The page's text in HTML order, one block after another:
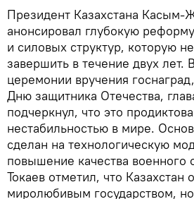
Президент Казахстана Касым-
анонсировал глубокую
и силовых структур, которую
завершить в течение двух лет.
церемонии вручения
Дню защитника Отечества,
подчеркнул, что это
нестабильностью в мире.
сделан на технологическую
повышение качества военного
Токаев отметил, что Казахстан
миролюбивым государством,